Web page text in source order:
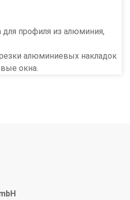
для профиля из алюминия,
алюминиевых накладок
окна.